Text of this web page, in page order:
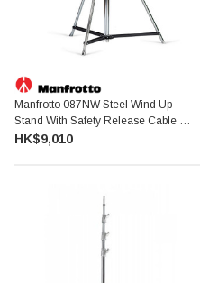
Manfrotto 087NW Steel Wind Up
Stand With Safety Release Cable 鋼
製手搖升降燈架
HK$9,010